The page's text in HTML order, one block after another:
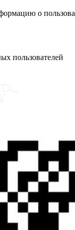
о
пользователей